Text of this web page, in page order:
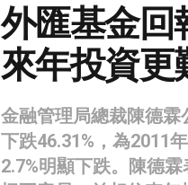
外匯基金回
來年投資更
金融管理局總裁陳德
下跌46.31%，為2011
2.7%明顯下跌。陳德